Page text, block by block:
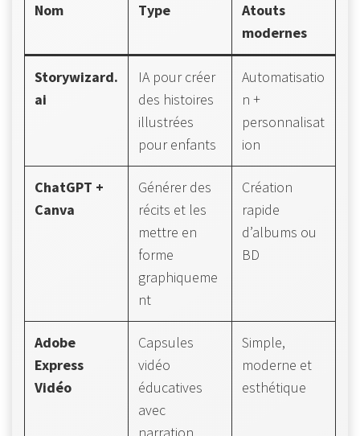
Nom Type
Atouts
modernes
Storywizard.
ai
IA pour créer
des histoires
illustrées
pour enfants
Automatisatio
n +
personnalisat
ion
ChatGPT +
Canva
Générer des
récits et les
mettre en
forme
graphiqueme
nt
Création
rapide
d’albums ou
BD
Adobe
Express
Vidéo
Capsules
vidéo
éducatives
avec
Simple,
moderne et
esthétique